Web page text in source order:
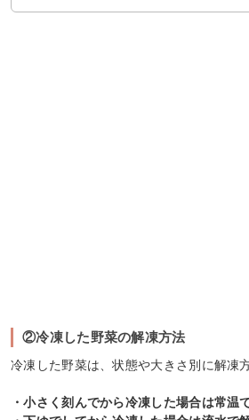
②冷凍した野菜の解凍方法
冷凍した野菜は、状態や大きさ別に解凍
・小さく刻んでから冷凍した場合は常温